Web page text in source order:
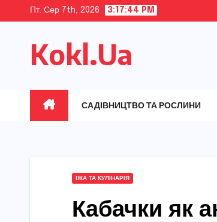
content
Пт. Сер 7th, 2026 3:17:45 PM
Kokl.Ua
САДІВНИЦТВО ТА РОСЛИНИ
ЇЖА ТА КУЛІНАРІЯ
Кабачки як